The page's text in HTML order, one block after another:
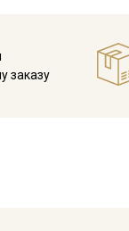
обработку),
заказу